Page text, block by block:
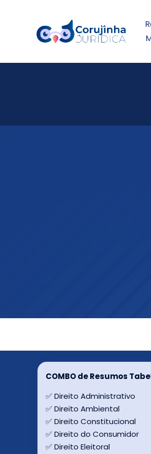
COMBO de Resumos
✅ Direito Administrativo
✅ Direito Ambiental
✅ Direito Constitucional
✅ Direito do Consumidor
✅ Direito Eleitoral